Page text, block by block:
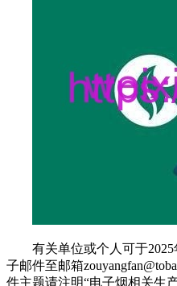
有关单位或个人可于
子邮件至邮箱
件主题请注明“电子烟相关生